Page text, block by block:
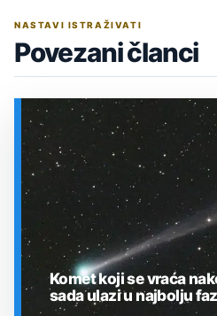
NASTAVI ISTRAŽIVATI
Povezani članci
Komet koji se vraća
sada ulazi u najbolju